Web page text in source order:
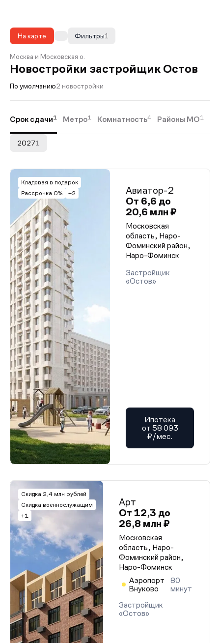
На карте 1
Фильтры
Москва и Московская о.
Новостройки застройщик Остов
По умолчанию2 новостройки
Срок сдачи1 Метро1 Комнатность4 Районы МО1
20271
Кладовая в подарок
Рассрочка 0%
+2
Авиатор-2
От 6,6 до
20,6 млн ₽
Московская
область, Наро-
Фоминский район,
Наро-Фоминск
Застройщик
«Остов»
Ипотека
от 58 093
₽/мес.
Скидка 2,4 млн рублей
Скидка военнослужащим
+1
Арт
От 12,3 до
26,8 млн ₽
Московская
область, Наро-
Фоминский район,
Наро-Фоминск
Аэропорт
Внуково
80
минут
Застройщик
«Остов»